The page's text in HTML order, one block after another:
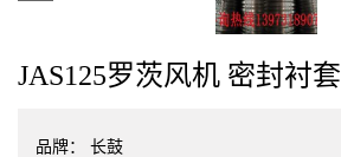
JAS125罗茨风机 密封衬套
品牌： 长鼓